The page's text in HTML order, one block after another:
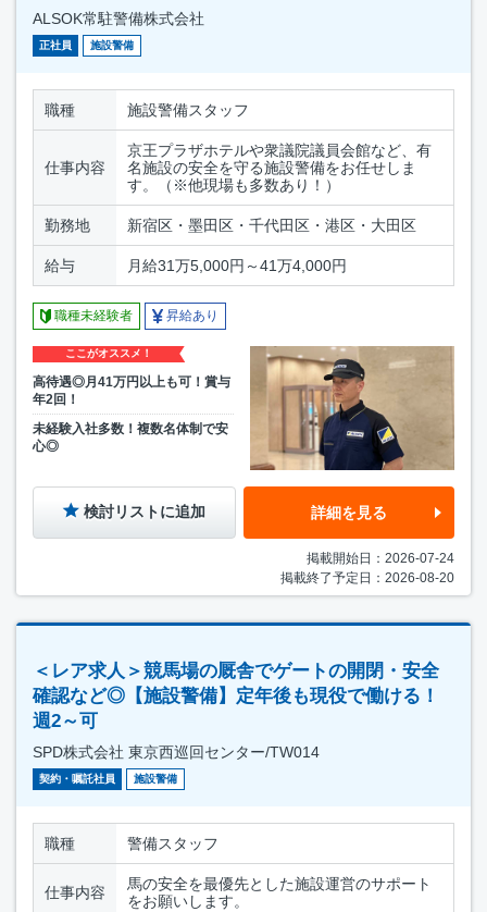
ALSOK常駐警備株式会社
正社員 施設警備
職種 施設警備スタッフ
仕事内容
京王プラザホテルや衆議院議員会館など、有
名施設の安全を守る施設警備をお任せしま
す。（※他現場も多数あり！）
勤務地 新宿区・墨田区・千代田区・港区・大田区
給与 月給31万5,000円～41万4,000円
職種未経験者 昇給あり
ここがオススメ！
高待遇◎月41万円以上も可！賞与
年2回！
未経験入社多数！複数名体制で安
心◎
検討リストに追加 詳細を見る
掲載開始日：2026-07-24
掲載終了予定日：2026-08-20
＜レア求人＞競馬場の厩舎でゲートの開閉・安全
確認など◎【施設警備】定年後も現役で働ける！
週2～可
SPD株式会社 東京西巡回センター/TW014
契約・嘱託社員 施設警備
職種 警備スタッフ
仕事内容
馬の安全を最優先とした施設運営のサポート
をお願いします。